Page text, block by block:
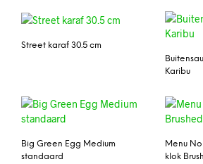
Street karaf 30.5 cm
Karibu
Big Green Egg Medium
standaard
Menu
klok